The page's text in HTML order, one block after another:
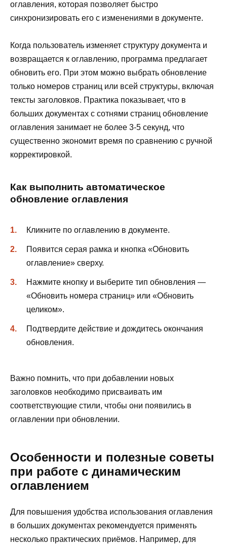
оглавления, которая позволяет быстро
синхронизировать его с изменениями в документе.
Когда пользователь изменяет структуру документа и
возвращается к оглавлению, программа предлагает
обновить его. При этом можно выбрать обновление
только номеров страниц или всей структуры, включая
тексты заголовков. Практика показывает, что в
больших документах с сотнями страниц обновление
оглавления занимает не более 3-5 секунд, что
существенно экономит время по сравнению с ручной
корректировкой.
Как выполнить автоматическое
обновление оглавления
Кликните по оглавлению в документе.
Появится серая рамка и кнопка «Обновить
оглавление» сверху.
Нажмите кнопку и выберите тип обновления —
«Обновить номера страниц» или «Обновить
целиком».
Подтвердите действие и дождитесь окончания
обновления.
Важно помнить, что при добавлении новых
заголовков необходимо присваивать им
соответствующие стили, чтобы они появились в
оглавлении при обновлении.
Особенности и полезные советы
при работе с динамическим
оглавлением
Для повышения удобства использования оглавления
в больших документах рекомендуется применять
несколько практических приёмов. Например, для